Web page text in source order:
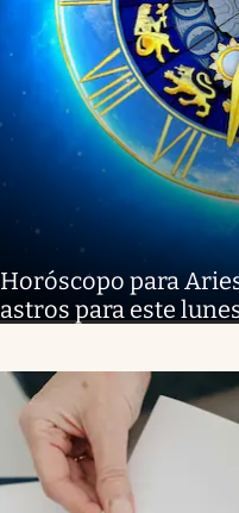
Horóscopo para
astros para este